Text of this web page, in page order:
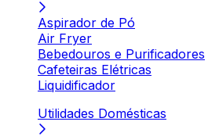
Aspirador de Pó
Air Fryer
Bebedouros e Purificadores
Cafeteiras Elétricas
Liquidificador
Utilidades Domésticas